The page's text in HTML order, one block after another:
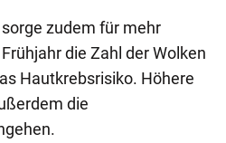
zudem für mehr
die Zahl der Wolken
Hautkrebsrisiko. Höhere
die